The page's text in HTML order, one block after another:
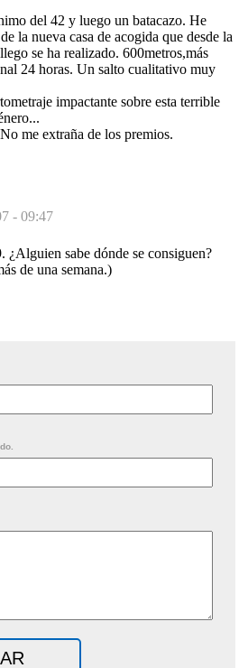
del 42 y luego un batacazo. He
la nueva casa de acogida que desde la
se ha realizado. 600metros,más
24 horas. Un salto cualitativo muy
impactante sobre esta terrible
me extraña de los premios.
- 09:47
¿Alguien sabe dónde se consiguen?
de una semana.)